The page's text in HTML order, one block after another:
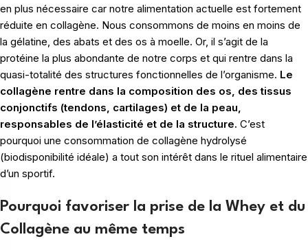
en plus nécessaire car notre alimentation actuelle est fortement
réduite en collagène. Nous consommons de moins en moins de
la gélatine, des abats et des os à moelle. Or, il s’agit de la
protéine la plus abondante de notre corps et qui rentre dans la
quasi-totalité des structures fonctionnelles de l’organisme. Le
collagène rentre dans la composition des os, des tissus
conjonctifs (tendons, cartilages) et de la peau,
responsables de l’élasticité et de la structure. C’est
pourquoi une consommation de collagène hydrolysé
(biodisponibilité idéale) a tout son intérêt dans le rituel alimentaire
d’un sportif.
Pourquoi favoriser la prise de la Whey et du
Collagène au même temps